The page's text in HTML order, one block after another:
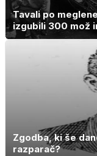
Tavali po
izgubili 300 mož
Zgodba, ki še
razparač?